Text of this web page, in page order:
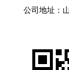
公司地址：